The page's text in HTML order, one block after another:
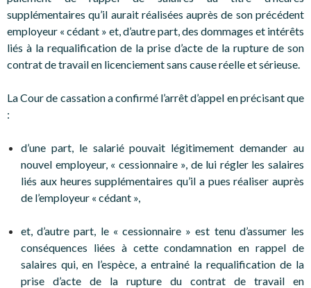
supplémentaires qu’il aurait réalisées auprès de son précédent
employeur « cédant » et, d’autre part, des dommages et intérêts
liés à la requalification de la prise d’acte de la rupture de son
contrat de travail en licenciement sans cause réelle et sérieuse.
La Cour de cassation a confirmé l’arrêt d’appel en précisant que
:
d’une part, le salarié pouvait légitimement demander au
nouvel employeur, « cessionnaire », de lui régler les salaires
liés aux heures supplémentaires qu’il a pues réaliser auprès
de l’employeur « cédant »,
et, d’autre part, le « cessionnaire » est tenu d’assumer les
conséquences liées à cette condamnation en rappel de
salaires qui, en l’espèce, a entrainé la requalification de la
prise d’acte de la rupture du contrat de travail en